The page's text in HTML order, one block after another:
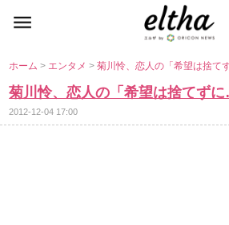
ホーム> エンタメ>菊川怜、恋人の「希望は捨
菊川怜、恋人の「希望は捨てずに
2012-12-04 17:00